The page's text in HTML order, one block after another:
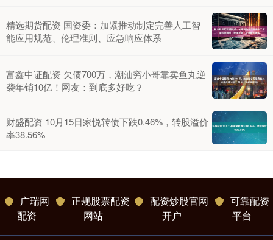
精选期货配资 国资委：加紧推动制定完善人工智
能应用规范、伦理准则、应急响应体系
富鑫中证配资 欠债700万，潮汕穷小哥靠卖鱼丸逆
袭年销10亿！网友：到底多好吃？
财盛配资 10月15日家悦转债下跌0.46%，转股溢价
率38.56%
广瑞网
配资
正规股票配资
网站
配资炒股官网
开户
可靠配资
平台